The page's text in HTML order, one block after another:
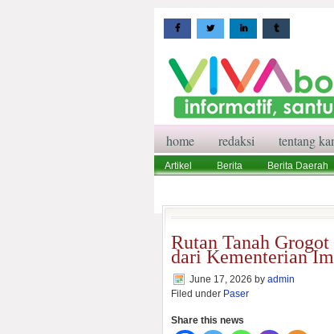
home redaksi tentang
Artikel Berita Berita Daerah
Rutan Tanah
dari Kementerian
June 17, 2026 by admin
Filed under Paser
Share this news